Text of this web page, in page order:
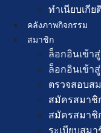
ทำเนียบเกีย
คลังภาพกิจกรรม
สมาชิก
ล็อกอินเข้า
ล็อกอินเข้า
ตรวจสอบส
สมัครสมา
สมัครสมาชิ
ระเบียบสมา